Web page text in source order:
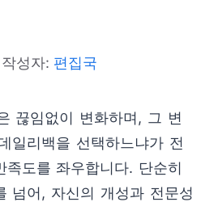
작성자: 편집국
끊임없이 변화하며, 그 변
일리백을 선택하느냐가 전
족도를 좌우합니다. 단순히
넘어, 자신의 개성과 전문성